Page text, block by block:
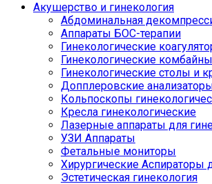
Акушерство и гинекология
Абдоминальная
Аппараты БОС-терапии
Гинекологические
Гинекологические комбайны
Гинекологические столы и
Допплеровские
Кольпоскопы
Кресла гинекологические
Лазерные аппараты для
УЗИ Аппараты
Фетальные мониторы
Хирургические Аспираторы
Эстетическая гинекология